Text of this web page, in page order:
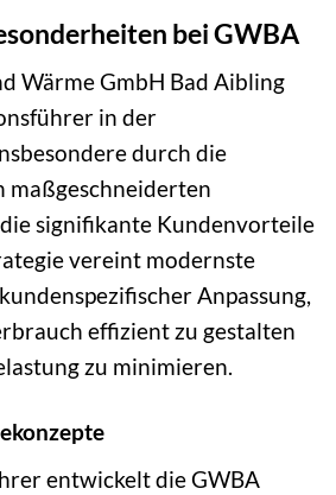
bei GWBA
Wärme GmbH Bad Aibling
in der
durch die
maßgeschneiderten
signifikante Kundenvorteile
vereint modernste
Anpassung,
effizient zu gestalten
zu minimieren.
entwickelt die GWBA